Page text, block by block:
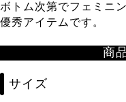
ボトム次第でフェミニ
優秀アイテムです。
商
サイズ